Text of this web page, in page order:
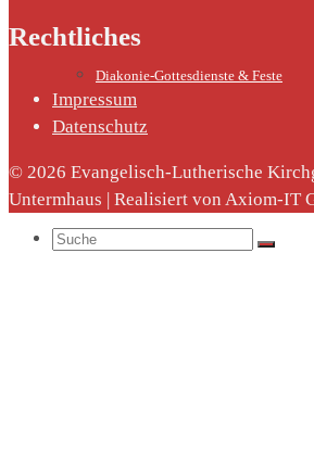
Diakonie-Gottesdienste & Feste
Suche
Rechtliches
Impressum
Datenschutz
© 2026 Evangelisch-Lutherische
Untermhaus | Realisiert von Axiom-IT